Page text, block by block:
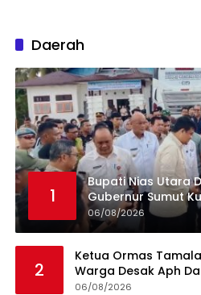
Daerah
1
Bupati Nias Utara
Gubernur Sumut
UPTD Puskesmas
06/08/2026
2
Ketua Ormas
Warga Desak Aph
Konsel Tangkap
06/08/2026